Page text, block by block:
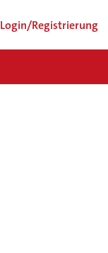
Login/Registrierung